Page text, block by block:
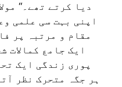
دیا کرتے تھے۔“
اپنی بہت سی علمی
مقام و مرتبہ پر
ایک جامع کمالات
پوری زندگی ایک
ہر جگہ متحرک نظر